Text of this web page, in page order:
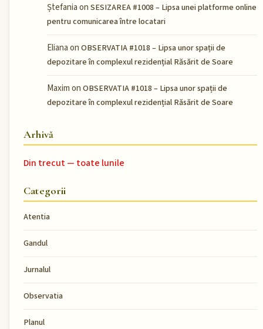
Ștefaniaon SESIZAREA #1008 – Lipsa unei platforme online
pentru comunicarea între locatari
Elianaon OBSERVATIA #1018 – Lipsa unor spații de
depozitare în complexul rezidențial Răsărit de Soare
Maximon OBSERVATIA #1018 – Lipsa unor spații de
depozitare în complexul rezidențial Răsărit de Soare
Arhivă
Din trecut — toate lunile
Categorii
Atentia
Gandul
Jurnalul
Observatia
Planul